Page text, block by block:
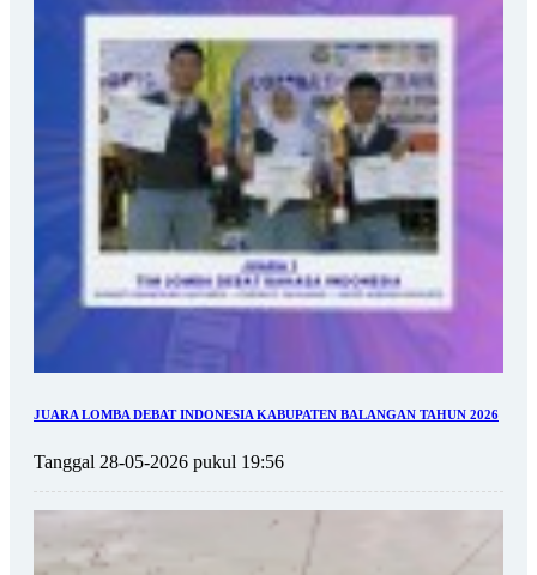
JUARA LOMBA DEBAT INDONESIA KABUPATEN BALANGAN TAHUN 2026
Tanggal 28-05-2026 pukul 19:56